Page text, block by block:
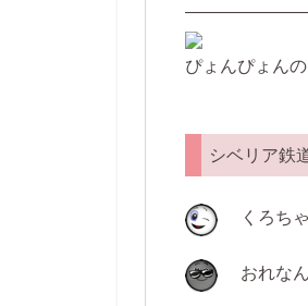
ぴょんぴょん
シベリア鉄
くろち
おれな